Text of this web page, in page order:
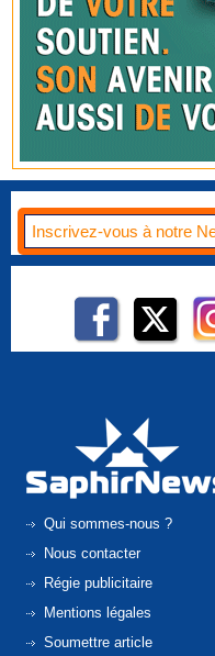
Qui sommes-nous ?
Nous contacter
Régie publicitaire
Mentions légales
Soumettre article